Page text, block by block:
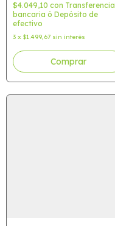
$4.049,10 con Transferencia
bancaria ó Depósito de
efectivo
3 x $1.499,67 sin interés